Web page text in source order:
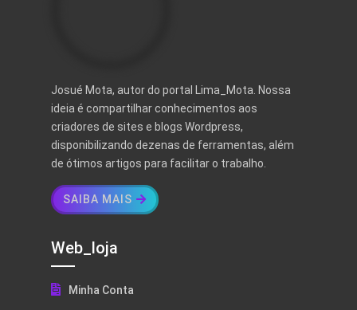
Josué Mota, autor do portal Lima_Mota. Nossa
ideia é compartilhar conhecimentos aos
criadores de sites e blogs Wordpress,
disponibilizando dezenas de ferramentas, além
de ótimos artigos para facilitar o trabalho.
SAIBA MAIS
Web_loja
Minha Conta